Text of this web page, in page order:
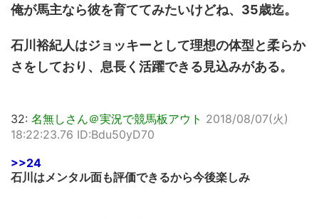
俺が馬主なら彼を育ててみたいけどね、35歳迄。
石川裕紀人はジョッキーとして理想の体型と柔らか
さをしており、息長く活躍できる見込みがある。
32: 名無しさん＠実況で競馬板アウト 2018/08/07(火)
18:22:23.76 ID:Bdu50yD70
>>24
石川はメンタル面も評価できるから今後楽しみ